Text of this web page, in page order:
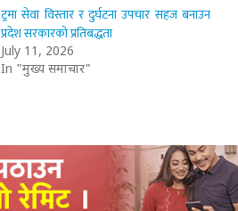
ट्रमा सेवा विस्तार र दुर्घटना उपचार सहज बनाउन
प्रदेश सरकारको प्रतिबद्धता
July 11, 2026
In "मुख्य समाचार"